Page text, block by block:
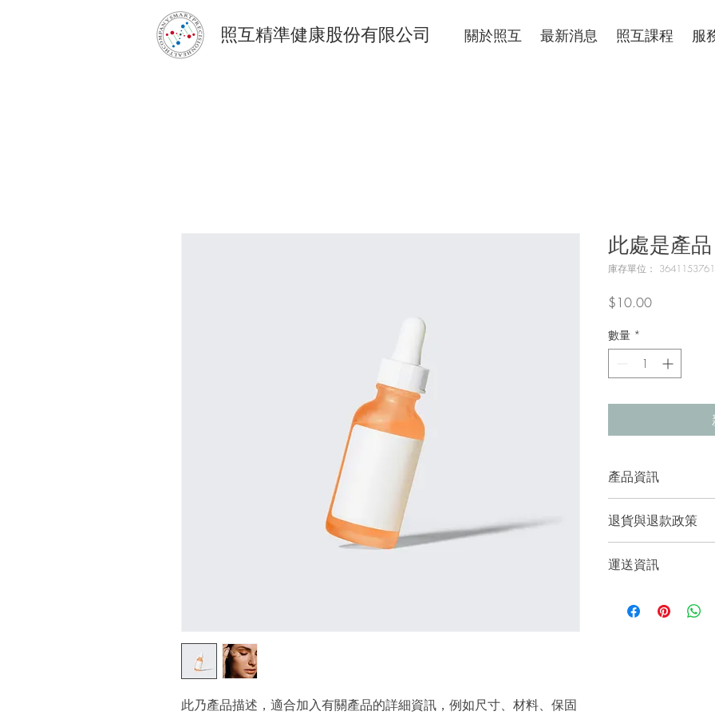
照互精準健康股份有限公司 關於照互 最新消息 照互課程 服
此乃產品描述，適合加入有關產品的詳細資訊，例如尺寸、材料、保固
此處是產品
庫存單位：
$10.00價
數量 *
產品資訊
寸、材料、保固和清
品的獨特之處，以及
能在購買之前清楚了
客有信心和决心購買
退貨與退款政策
產品。撰寫政策時，
運送資訊
的資訊。撰寫政策